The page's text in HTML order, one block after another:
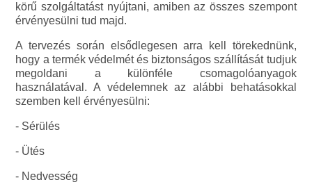
körű szolgáltatást nyújtani, amiben az összes szempont
érvényesülni tud majd.
A tervezés során elsődlegesen arra kell törekednünk,
hogy a termék védelmét és biztonságos szállítását tudjuk
megoldani a különféle csomagolóanyagok
használatával. A védelemnek az alábbi behatásokkal
szemben kell érvényesülni:
- Sérülés
- Ütés
- Nedvesség